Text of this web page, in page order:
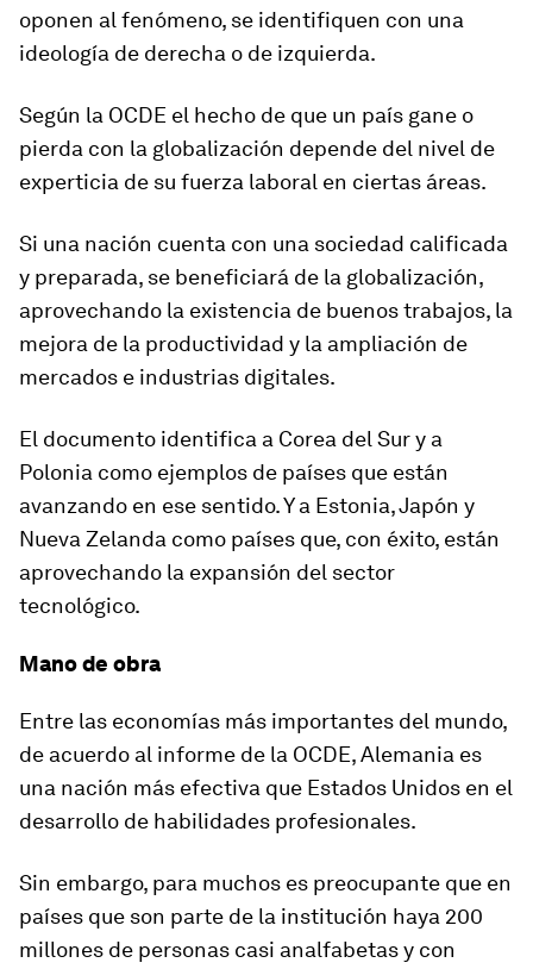
oponen al fenómeno, se identifiquen con una
ideología de derecha o de izquierda.
Según la OCDE el hecho de que un país gane o
pierda con la globalización depende del nivel de
experticia de su fuerza laboral en ciertas áreas.
Si una nación cuenta con una sociedad calificada
y preparada, se beneficiará de la globalización,
aprovechando la existencia de buenos trabajos, la
mejora de la productividad y la ampliación de
mercados e industrias digitales.
El documento identifica a Corea del Sur y a
Polonia como ejemplos de países que están
avanzando en ese sentido. Y a Estonia, Japón y
Nueva Zelanda como países que, con éxito, están
aprovechando la expansión del sector
tecnológico.
Mano de obra
Entre las economías más importantes del mundo,
de acuerdo al informe de la OCDE, Alemania es
una nación más efectiva que Estados Unidos en el
desarrollo de habilidades profesionales.
Sin embargo, para muchos es preocupante que en
países que son parte de la institución haya 200
millones de personas casi analfabetasy con